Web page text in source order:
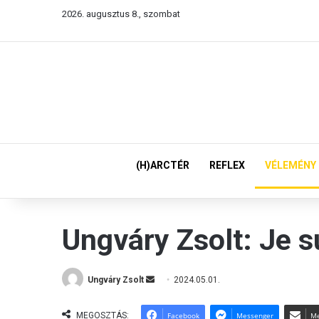
2026. augusztus 8., szombat
(H)ARCTÉR REFLEX VÉLEMÉNY
Ungváry Zsolt: Je
Ungváry Zsolt
n
2024.05.01.
MEGOSZTÁS: Facebook Messenger